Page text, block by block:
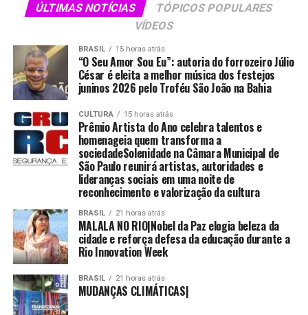
ÚLTIMAS NOTÍCIAS
TÓPICOS POPULARES
VÍDEOS
BRASIL 15 horas atrás
“O Seu Amor Sou Eu”: autoria do forrozeiro Júlio
César é eleita a melhor música dos festejos
juninos 2026 pelo Troféu São João na Bahia
CULTURA 15 horas atrás
Prêmio Artista do Ano celebra talentos e
homenageia quem transforma a
sociedadeSolenidade na Câmara Municipal de
São Paulo reunirá artistas, autoridades e
lideranças sociais em uma noite de
reconhecimento e valorização da cultura
BRASIL 21 horas atrás
MALALA NO RIO|Nobel da Paz elogia beleza da
cidade e reforça defesa da educação durante a
Rio Innovation Week
BRASIL 21 horas atrás
MUDANÇAS CLIMÁTICAS|